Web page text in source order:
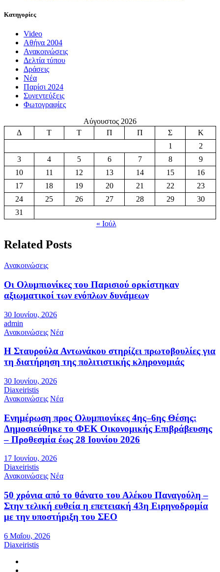
Κατηγορίες
Video
Αθήνα 2004
Ανακοινώσεις
Δελτία τύπου
Δράσεις
Νέα
Παρίσι 2024
Συνεντεύξεις
Φωτογραφίες
Αύγουστος 2026
Δ
Τ Τ Π Π Σ
Κ
1
2
3
4 5 6 7 8
9
10
11 12 13 14 15
16
17
18 19 20 21 22
23
24
25 26 27 28 29
30
31
« Ιούλ
Related Posts
Ανακοινώσεις
Οι Ολυμπιονίκες του Παρισιού ορκίστηκαν
αξιωματικοί των ενόπλων δυνάμεων
30 Ιουνίου, 2026
admin
Ανακοινώσεις Νέα
Η Σταυρούλα Αντωνάκου στηρίζει πρωτοβουλίες για
τη διατήρηση της πολιτιστικής κληρονομιάς
30 Ιουνίου, 2026
Diaxeiristis
Ανακοινώσεις Νέα
Ενημέρωση προς Ολυμπιονίκες 4ης–6ης Θέσης:
Δημοσιεύθηκε το ΦΕΚ Οικονομικής Επιβράβευσης
– Προθεσμία έως 28 Ιουνίου 2026
17 Ιουνίου, 2026
Diaxeiristis
Ανακοινώσεις Νέα
50 χρόνια από το θάνατο του Αλέκου Παναγούλη –
Στην τελική ευθεία η επετειακή 43η Ειρηνοδρομία
με την υποστήριξη του ΣΕΟ
6 Μαΐου, 2026
Diaxeiristis